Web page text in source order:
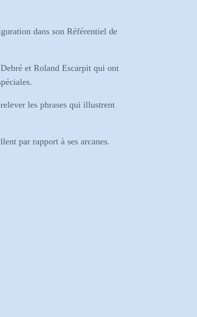
dans son Référentiel de
et Roland Escarpit qui ont
les phrases qui illustrent
par rapport à ses arcanes.